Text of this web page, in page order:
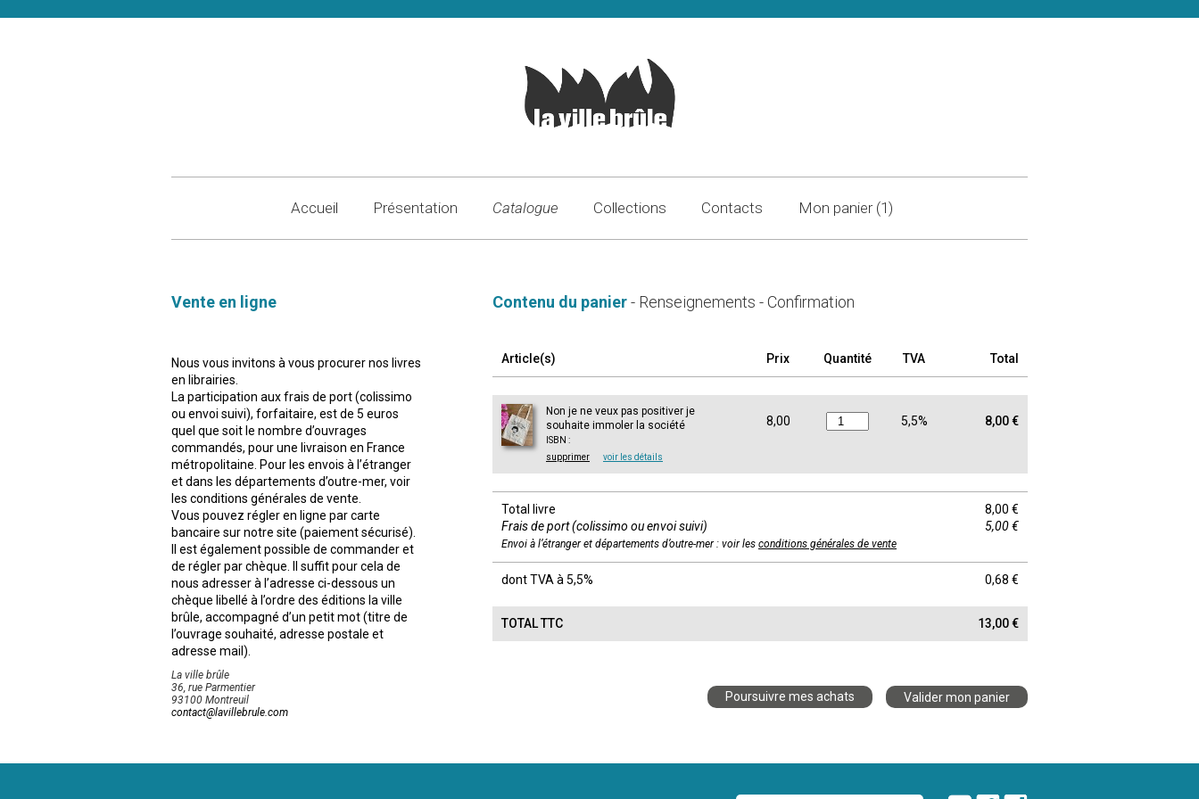
Accueil Présentation Catalogue Collections Contacts Mon panier (1)
Vente en ligne
Nous vous invitons à vous procurer nos livres
en librairies.
La participation aux frais de port (colissimo
ou envoi suivi), forfaitaire, est de 5 euros
quel que soit le nombre d’ouvrages
commandés, pour une livraison en France
métropolitaine. Pour les envois à l’étranger
et dans les départements d’outre-mer, voir
les conditions générales de vente
Vous pouvez régler en ligne par carte
bancaire sur notre site (paiement sécurisé).
Il est également possible de commander et
de régler par chèque. Il suffit pour cela de
nous adresser à l’adresse ci-dessous un
chèque libellé à l’ordre des éditions la ville
brûle, accompagné d’un petit mot (titre de
l’ouvrage souhaité, adresse postale et
adresse mail).
La ville brûle
36, rue Parmentier
93100 Montreuil
contact@lavillebrule.com
Contenu du panier- Renseignements - Confirmation
Article(s) Prix Quantité TVA Total
Non je ne veux pas positiver je
souhaite immoler la société
ISBN :
supprimer
voir les détails
8,00 5,5% 8,00 €
Total livre
Frais de port (colissimo ou envoi suivi)
Envoi à l’étranger et départements d’outre-mer : voir les conditions générales de vente
8,00 €
5,00 €
dont TVA à 5,5% 0,68 €
TOTAL TTC 13,00 €
Poursuivre mes achats